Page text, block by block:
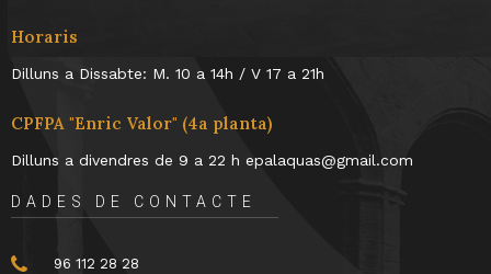
Horaris
Dilluns a Dissabte: M. 10 a 14h / V 17 a 21h
CPFPA "Enric Valor" (4a planta)
Dilluns a divendres de 9 a 22 h epalaquas@gmail.com
DADES DE CONTACTE
96 112 28 28